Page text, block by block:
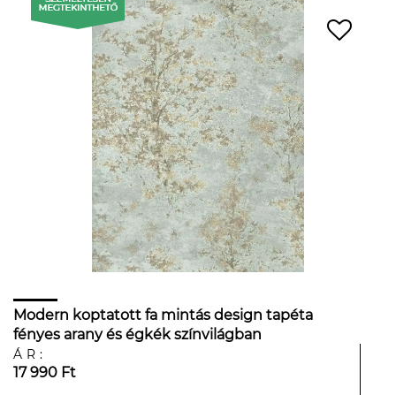
Modern koptatott fa mintás design tapéta
fényes arany és égkék színvilágban
ÁR:
17 990 Ft